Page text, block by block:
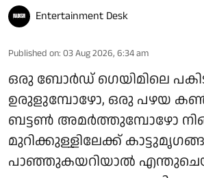
Entertainment Desk
Published on: 03 Aug 2026, 6:34 am
ഒരു ബോര്‍ഡ് ഗെയിമിലെ
ഉരുളുമ്പോഴോ, ഒരു പഴയ
ബട്ടണ്‍ അമര്‍ത്തുമ്പോഴോ
മുറിക്കുള്ളിലേക്ക്
പാഞ്ഞുകയറിയാല്‍